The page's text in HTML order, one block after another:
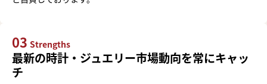
03 Strengths
最新の時計・ジュエリー市場動向を常にキャッ
チ